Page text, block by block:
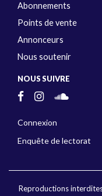
Abonnements
Points de vente
Annonceurs
Nous soutenir
NOUS SUIVRE
Connexion
Enquête de lectorat
Reproductions